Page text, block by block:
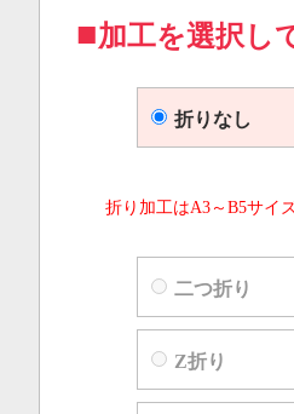
加工を選択し
折りなし
折り加工はA3～B5サイ
二つ折り
Z折り